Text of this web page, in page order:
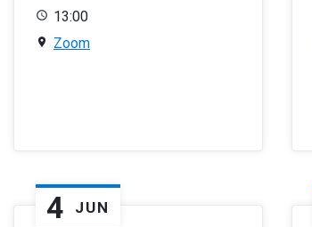
13:00
Zoom
4 JUN